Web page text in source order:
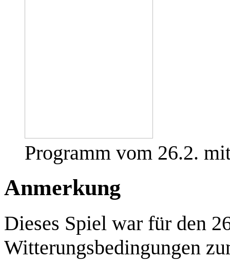
Programm vom 26.2.
Anmerkung
Dieses Spiel war für den
Witterungsbedingungen